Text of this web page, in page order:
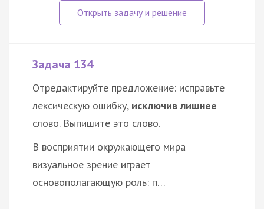
Задача 134
Отредактируйте предложение: исправьте
лексическую ошибку, исключив лишнее
слово. Выпишите это слово.
В восприятии окружающего мира
визуальное зрение играет
основополагающую роль: п…